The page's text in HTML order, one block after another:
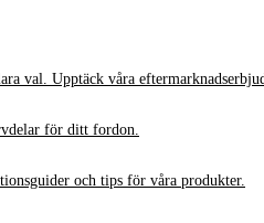
val. Upptäck våra
för ditt fordon.
och tips för våra produkter.